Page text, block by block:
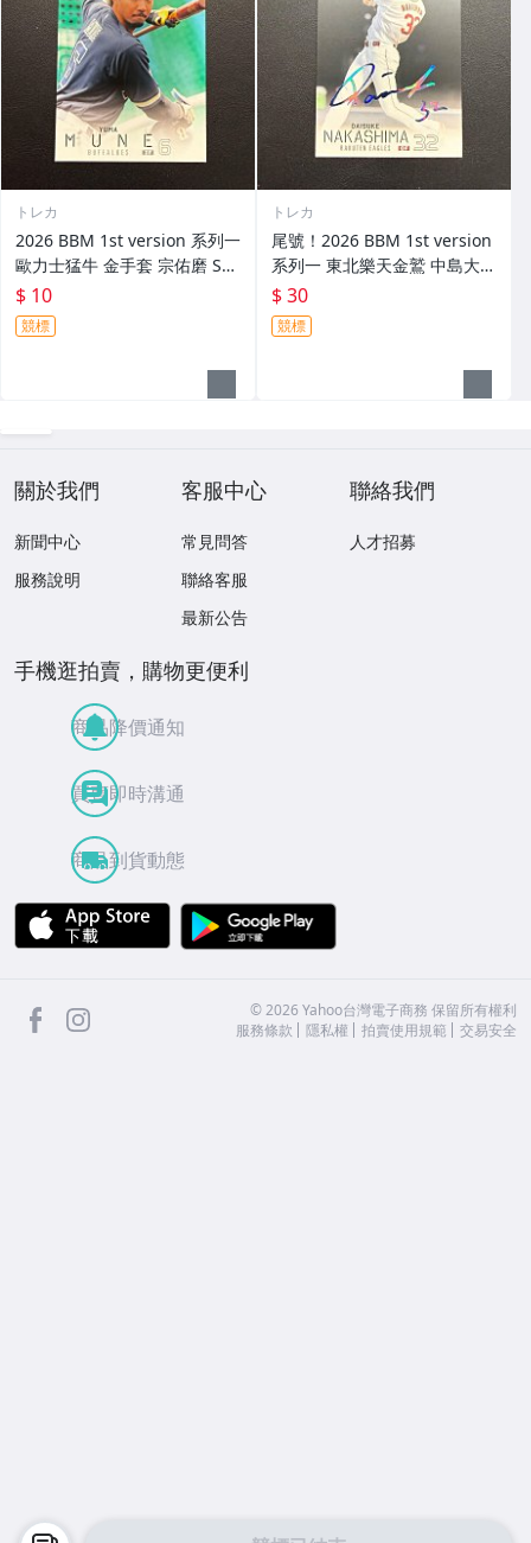
トレカ
2026 BBM 1st version 系列一
歐力士猛牛 金手套 宗佑磨 SSP
變異版 非 Epoch
$ 10
競標
トレカ
尾號！2026 BBM 1st version
系列一 東北樂天金鷲 中島大輔
印刷簽名卡 藍簽 限量75張 75/
$ 30
競標
關於我們
新聞中心
服務說明
客服中心
常見問答
聯絡客服
最新公告
聯絡我們
人才招募
手機逛拍賣，購物更便利
商品降價通知
買賣即時溝通
商品到貨動態
APP Store
facebook ©2026 Yahoo台灣電子商務 保留所有權利
服務條款
隱私權 拍賣使用規範 交易安全